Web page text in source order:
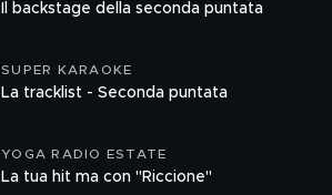
Il backstage della seconda puntata
SUPER KARAOKE
La tracklist - Seconda puntata
YOGA RADIO ESTATE
La tua hit ma con "Riccione"